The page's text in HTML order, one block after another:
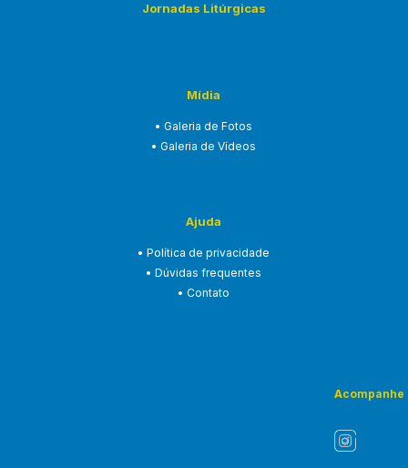
Jornadas Litúrgicas
Mídia
• Galeria de Fotos
• Galeria de Vídeos
Ajuda
• Política de privacidade
• Dúvidas frequentes
• Contato
Acompanhe